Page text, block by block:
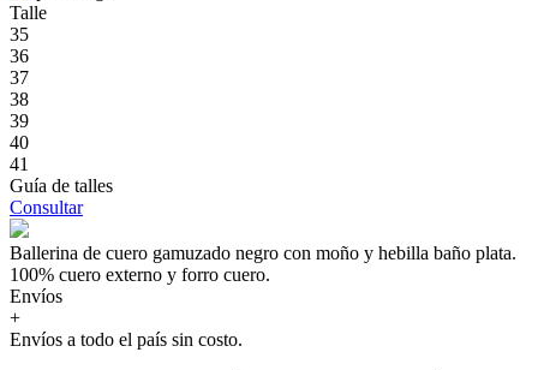
Talle
35
36
37
38
39
40
41
Guía de talles
Consultar
Ballerina de cuero gamuzado negro con moño y hebilla baño plata.
100% cuero externo y forro cuero.
Envíos
+
Envíos a todo el país sin costo.